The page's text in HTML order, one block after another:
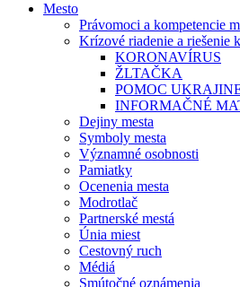
Mesto
Právomoci a kompetencie
Krízové riadenie a riešenie
KORONAVÍRUS
ŽLTAČKA
POMOC
INFORMAČNÉ
Dejiny mesta
Symboly mesta
Významné osobnosti
Pamiatky
Ocenenia mesta
Modrotlač
Partnerské mestá
Únia miest
Cestovný ruch
Médiá
Smútočné oznámenia